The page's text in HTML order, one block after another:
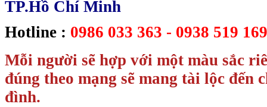
TP.Hồ Chí Minh
Hotline : 0986 033 363 - 0938 519
Mỗi người sẽ hợp với một màu sắc
đúng theo mạng sẽ mang tài lộc đến
đình.